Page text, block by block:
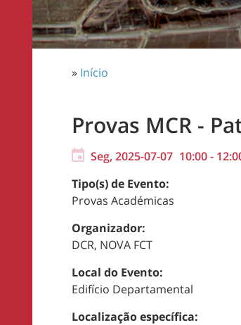
» Início
Provas MCR -
Seg, 2025-07-07 10:00-
Tipo(s) de Evento:
Provas Académicas
Organizador:
DCR, NOVA FCT
Local do Evento:
Edifício Departamental
Localização específica: